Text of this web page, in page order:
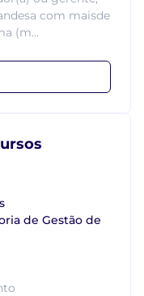
com maisde
(m...
de Gestão de